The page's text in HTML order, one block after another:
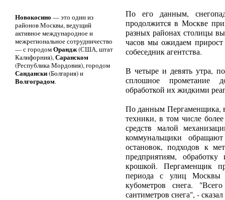
По его данным,
продолжится в Москве
разных районах столицы
часов мы ожидаем
собеседник агентства.
В четыре и девять утра,
сплошное прометание
обработкой их жидкими
По данным Пергаменщика,
техники, в том числе
средств малой
коммунальщики
остановок, подходов к
предприятиям,
крошкой. Пергаменщик
периода с улиц Москвы
кубометров снега.
сантиметров снега", -
Новокосино — это один из
районов Москвы, ведущий
активное международное и
межрегиональное сотрудничество
— с городомОрандж(США, штат
Калифорния),Саранском
(Республика Мордовия), городом
Сандански(Болгария) и
Волгоградом.